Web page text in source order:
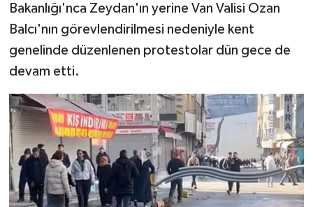
Bakanlığı'nca Zeydan'ın yerine Van Valisi Ozan
Balcı'nın görevlendirilmesi nedeniyle kent
genelinde düzenlenen protestolar dün gece de
devam etti.